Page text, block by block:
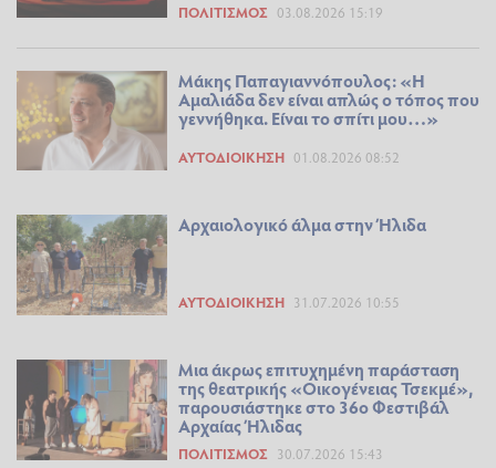
ΠΟΛΙΤΙΣΜΌΣ 03.08.2026 15:19
Μάκης Παπαγιαννόπουλος: «Η
Αμαλιάδα δεν είναι απλώς ο τόπος που
γεννήθηκα. Είναι το σπίτι μου…»
ΑΥΤΟΔΙΟΊΚΗΣΗ 01.08.2026 08:52
Αρχαιολογικό άλμα στην Ήλιδα
ΑΥΤΟΔΙΟΊΚΗΣΗ 31.07.2026 10:55
Μια άκρως επιτυχημένη παράσταση
της θεατρικής «Οικογένειας Τσεκμέ»,
παρουσιάστηκε στο 36ο Φεστιβάλ
Αρχαίας Ήλιδας
ΠΟΛΙΤΙΣΜΌΣ 30.07.2026 15:43